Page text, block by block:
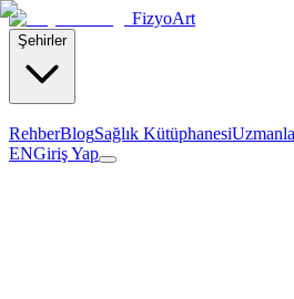
FizyoArt
Şehirler
RehberBlogSağlık Kütüphanesi
ENGiriş Yap